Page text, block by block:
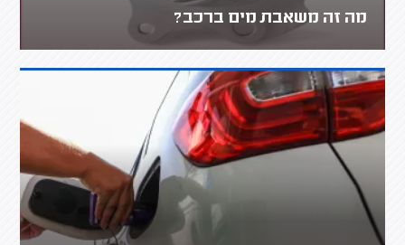
מה זה משאבת מים ברכב?